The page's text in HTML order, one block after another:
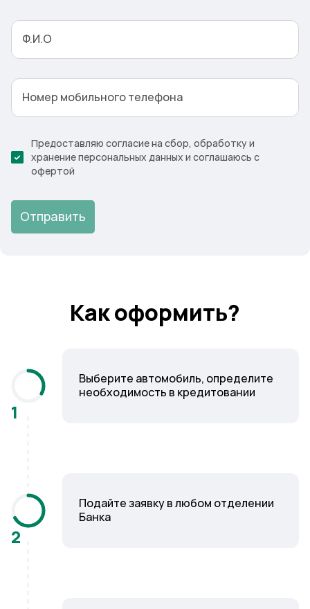
Ф.И.О
Номер мобильного телефона
Предоставляю согласие на сбор, обработку и
хранение персональных данных и соглашаюсь с
офертой
Отправить
Как оформить?
1
Выберите автомобиль, определите
необходимость в кредитовании
2
Подайте заявку в любом отделении
Банка